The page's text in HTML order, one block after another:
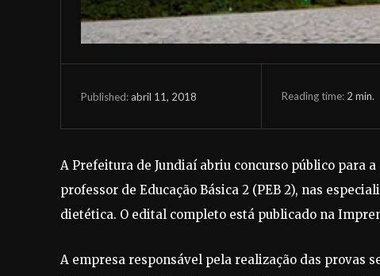
Published: abril 11, 2018 Reading time: 2 min.
A Prefeitura de Jundiaí abriu concurso público para
professor de Educação Básica 2 (PEB 2), nas
dietética. O edital completo está publicado na
A empresa responsável pela realização das